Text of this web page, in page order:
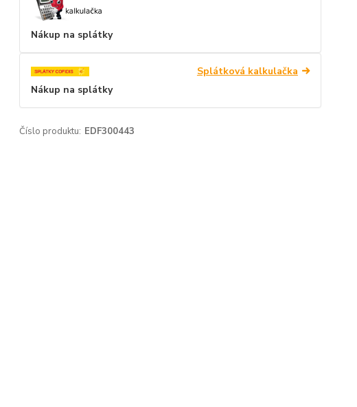
Nákup na splátky
Splátková kalkulačka
Nákup na splátky
Číslo produktu: EDF300443